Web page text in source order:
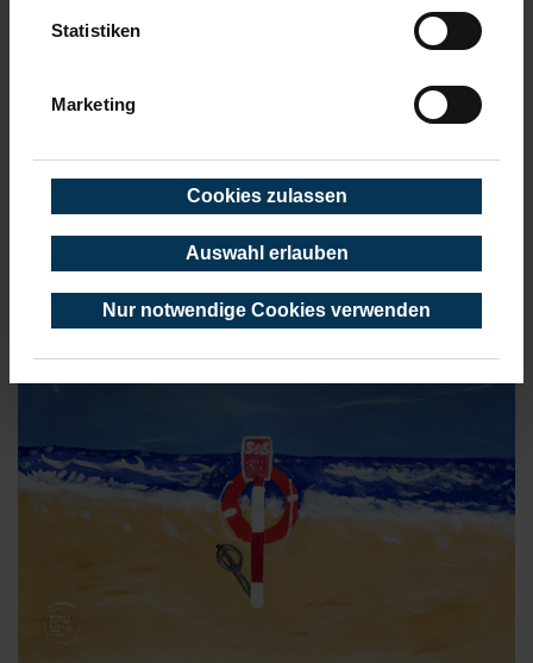
Statistiken
Marketing
Cookies zulassen
Auswahl erlauben
Nur notwendige Cookies verwenden